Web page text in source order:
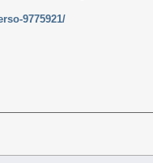
9775921/